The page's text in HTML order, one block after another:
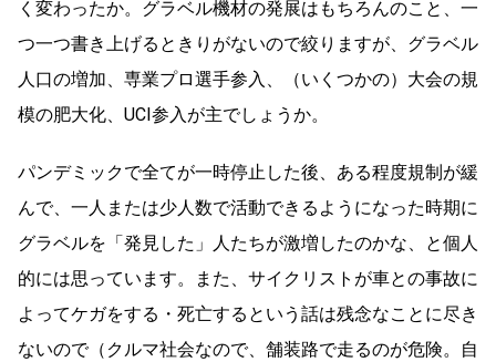
く変わったか。グラベル機材の発展はもちろんのこと、一
つ一つ書き上げるときりがないので絞りますが、グラベル
人口の増加、専業プロ選手参入、（いくつかの）大会の規
模の肥大化、UCI参入が主でしょうか。
パンデミックで全てが一時停止した後、ある程度規制が緩
んで、一人または少人数で活動できるようになった時期に
グラベルを「発見した」人たちが激増したのかな、と個人
的には思っています。また、サイクリストが車との事故に
よってケガをする・死亡するという話は残念なことに尽き
ないので（クルマ社会なので、舗装路で走るのが危険。自